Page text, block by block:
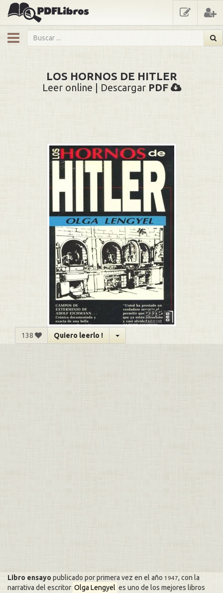
showmenu
LOS HORNOS DE HITLER
Leer online | Descargar PDF
138 Quiero leerlo !
Libro ensayo publicado por primera vez en el año 1947, con la
narrativa del escritor Olga Lengyel es uno de los mejores libros